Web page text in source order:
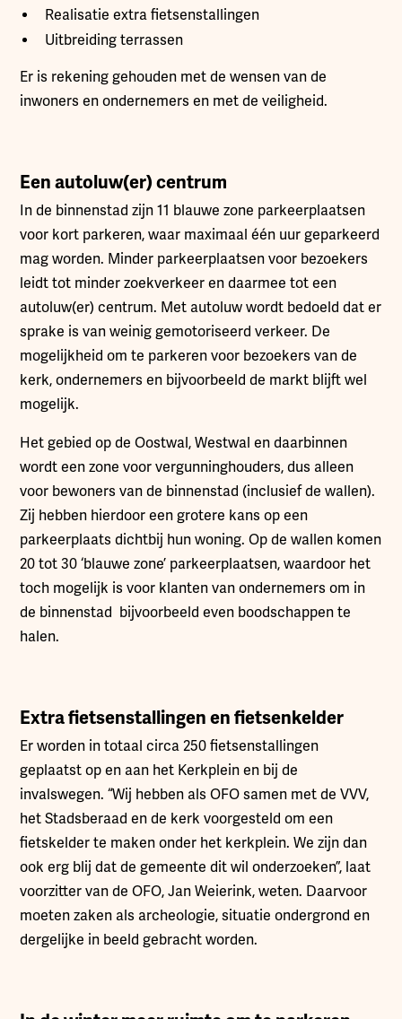
Realisatie extra fietsenstallingen
Uitbreiding terrassen
Er is rekening gehouden met de wensen van de
inwoners en ondernemers en met de veiligheid.
Een autoluw(er) centrum
In de binnenstad zijn 11 blauwe zone parkeerplaatsen
voor kort parkeren, waar maximaal één uur geparkeerd
mag worden. Minder parkeerplaatsen voor bezoekers
leidt tot minder zoekverkeer en daarmee tot een
autoluw(er) centrum. Met autoluw wordt bedoeld dat er
sprake is van weinig gemotoriseerd verkeer. De
mogelijkheid om te parkeren voor bezoekers van de
kerk, ondernemers en bijvoorbeeld de markt blijft wel
mogelijk.
Het gebied op de Oostwal, Westwal en daarbinnen
wordt een zone voor vergunninghouders, dus alleen
voor bewoners van de binnenstad (inclusief de wallen).
Zij hebben hierdoor een grotere kans op een
parkeerplaats dichtbij hun woning. Op de wallen komen
20 tot 30 ‘blauwe zone’ parkeerplaatsen, waardoor het
toch mogelijk is voor klanten van ondernemers om in
de binnenstad bijvoorbeeld even boodschappen te
halen.
Extra fietsenstallingen en fietsenkelder
Er worden in totaal circa 250 fietsenstallingen
geplaatst op en aan het Kerkplein en bij de
invalswegen. “Wij hebben als OFO samen met de VVV,
het Stadsberaad en de kerk voorgesteld om een
fietskelder te maken onder het kerkplein. We zijn dan
ook erg blij dat de gemeente dit wil onderzoeken”, laat
voorzitter van de OFO, Jan Weierink, weten. Daarvoor
moeten zaken als archeologie, situatie ondergrond en
dergelijke in beeld gebracht worden.